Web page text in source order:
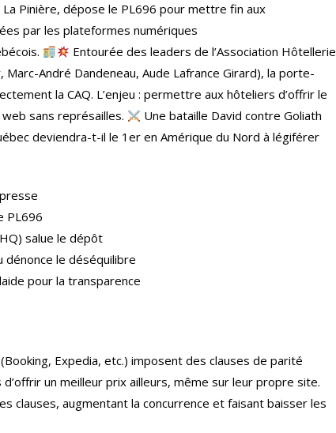
a
m
Pinière, dépose le PL696 pour mettre fin aux
par les plateformes numériques
Entourée des leaders de l’Association Hôtellerie
André Dandeneau, Aude Lafrance Girard), la porte-
la CAQ. L’enjeu : permettre aux hôteliers d’offrir le
sans représailles.
Une bataille David contre Goliath
deviendra-t-il le 1er en Amérique du Nord à légiférer
PL696
salue le dépôt
dénonce le déséquilibre
pour la transparence
Expedia, etc.) imposent des clauses de parité
un meilleur prix ailleurs, même sur leur propre site.
clauses, augmentant la concurrence et faisant baisser les